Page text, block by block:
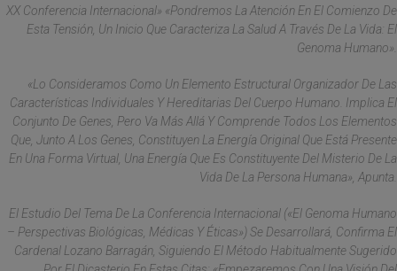
XX Conferencia Internacional» «pondremos La Atención En El Comienzo De
Esta Tensión, Un Inicio Que Caracteriza La Salud A Través De La Vida: El
Genoma Humano».
«Lo Consideramos Como Un Elemento Estructural Organizador De Las
Características Individuales Y Hereditarias Del Cuerpo Humano. Implica El
Conjunto De Genes, Pero Va Más Allá Y Comprende Todos Los Elementos
Que, Junto A Los Genes, Constituyen La Energía Original Que Está Presente
En Una Forma Virtual, Una Energía Que Es Constituyente Del Misterio De La
Vida De La Persona Humana», Apunta.
El Estudio Del Tema De La Conferencia Internacional («El Genoma Humano
– Perspectivas Biológicas, Médicas Y Éticas») Se Desarrollará, Confirma El
Cardenal Lozano Barragán, Siguiendo El Método Habitualmente Sugerido